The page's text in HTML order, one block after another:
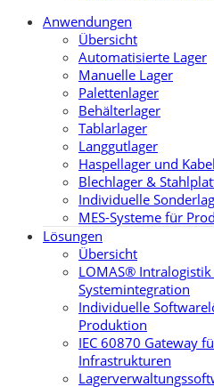
Anwendungen
Übersicht
Automatisierte Lager
Manuelle Lager
Palettenlager
Behälterlager
Tablarlager
Langgutlager
Haspellager und
Blechlager &
Individuelle
MES-Systeme für
Lösungen
Übersicht
LOMAS® Intralogistik
Systemintegration
Individuelle
Produktion
IEC 60870 Gateway
Infrastrukturen